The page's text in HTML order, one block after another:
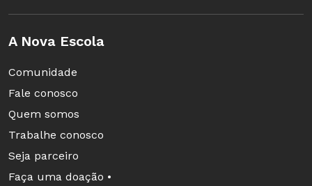
interativos, sendo essencial ter esse olhar para
aprimorar os procedimentos utilizados para
Para José Moran, as metodologias precisam
acompanhar os objetivos pretendidos. Se
queremos que os alunos sejam proativos,
precisamos adotar metodologias em que os
alunos se envolvam em atividades cada vez
A Nova Escola
Comunidade
Fale conosco
Quem somos
Trabalhe conosco
Seja parceiro
Faça uma doação •